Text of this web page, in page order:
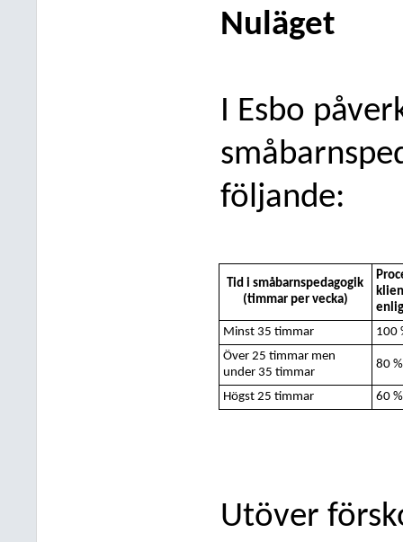
Nuläget
I Esbo
följande:
Tid i småbarnspedagogik
(timmar per vecka)
Minst 35 timmar
100
Över 25 timmar men
under 35 timmar
80 %
Högst 25timmar 60 %
Utöver